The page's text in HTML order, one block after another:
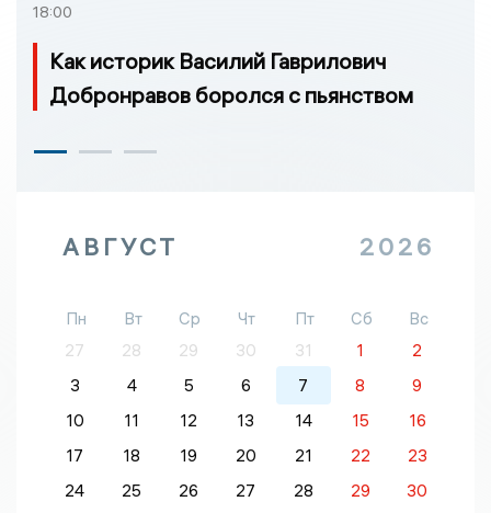
18:00
Как историк Василий Гаврилович
Добронравов боролся с пьянством
АВГУСТ 2026
Пн Вт Ср Чт Пт Сб
Вс
27
28 29 30 31 1
2
3
4 5 6 7 8
9
10
11 12 13 14 15
16
17
18 19 20 21 22
23
24
25 26 27 28 29
30